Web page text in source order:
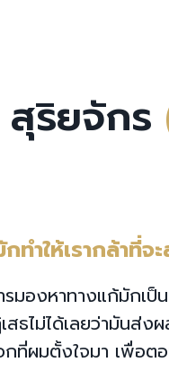
ริยจักร
ทำให้เรากล้าที่
รมองหาทางแก้มัก
สธไม่ได้เลยว่ามันส่
กที่ผมตั้งใจมา เพื่อ